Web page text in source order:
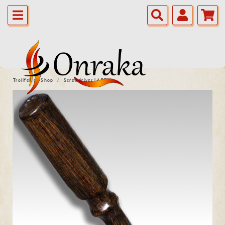
Trollfelsen Shop Screwdriver LARP